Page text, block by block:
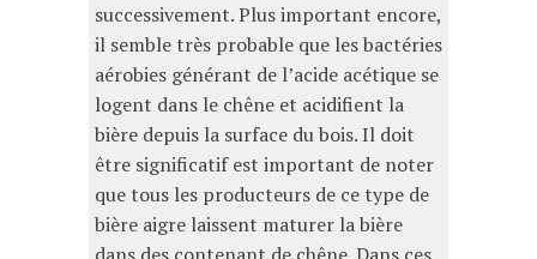
successivement. Plus important encore,
il semble très probable que les bactéries
aérobies générant de l’acide acétique se
logent dans le chêne et acidifient la
bière depuis la surface du bois. Il doit
être significatif est important de noter
que tous les producteurs de ce type de
bière aigre laissent maturer la bière